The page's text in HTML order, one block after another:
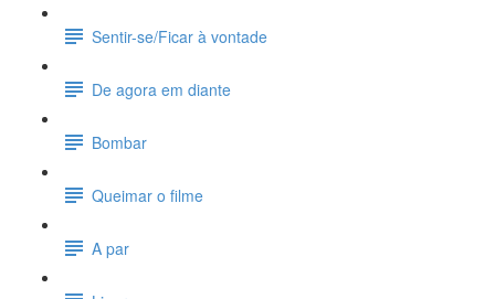
Sentir-se/Ficar à vontade
De agora em diante
Bombar
Queimar o filme
A par